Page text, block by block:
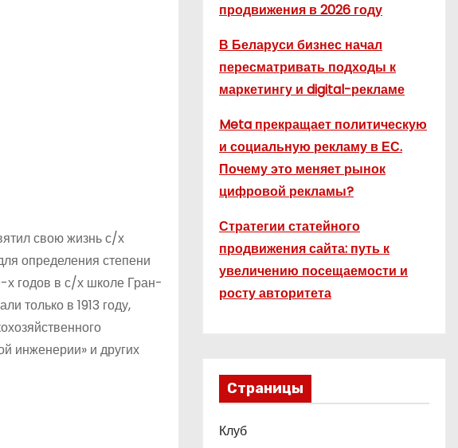
свою жизнь с/х
определения степени
х годов в с/х школе Гран-
только в 1913 году,
инженерии» и других
продвижения в 2026 году
В Беларуси бизнес начал
пересматривать подходы к
маркетингу и digital-рекламе
Meta прекращает политическую
и социальную рекламу в ЕС.
Почему это меняет рынок
цифровой рекламы?
Стратегии статейного
продвижения сайта: путь к
увеличению посещаемости и
росту авторитета
Страницы
Клуб